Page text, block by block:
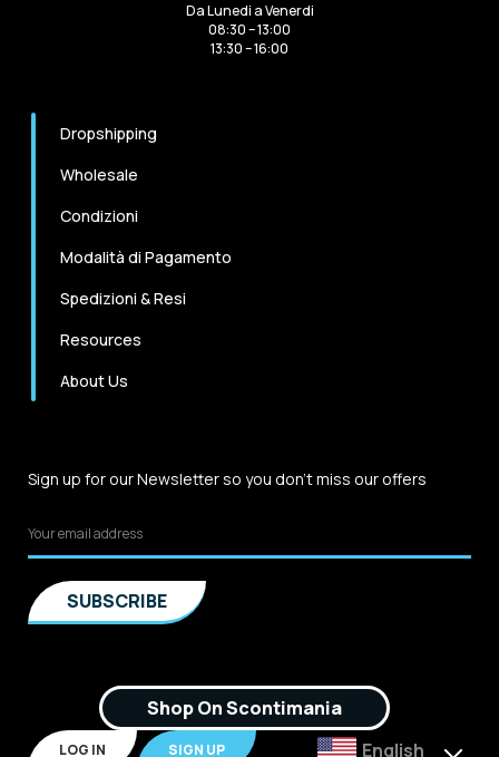
Da Lunedi a Venerdi
08:30 – 13:00
13:30 – 16:00
Dropshipping
Wholesale
Condizioni
Modalità di Pagamento
Spedizioni & Resi
Resources
About Us
Sign up for our Newsletter so you don't miss our offers
Shop On Scontimania
LOG IN SIGN UP English